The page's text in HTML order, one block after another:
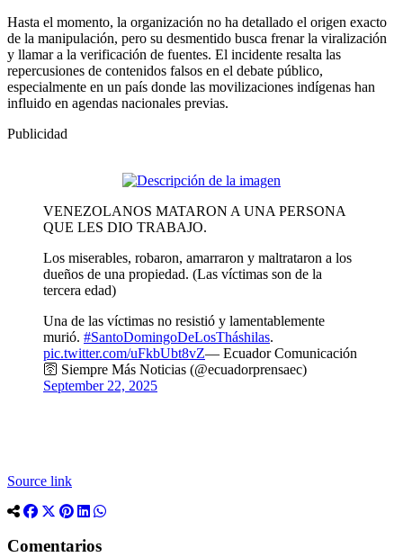
Hasta el momento, la organización no ha detallado el origen exacto
de la manipulación, pero su desmentido busca frenar la viralización
y llamar a la verificación de fuentes. El incidente resalta las
repercusiones de contenidos falsos en el debate público,
especialmente en un país donde las movilizaciones indígenas han
influido en agendas nacionales previas.
Publicidad
VENEZOLANOS MATARON A UNA PERSONA
QUE LES DIO TRABAJO.
Los miserables, robaron, amarraron y maltrataron a los
dueños de una propiedad. (Las víctimas son de la
tercera edad)
Una de las víctimas no resistió y lamentablemente
murió. #SantoDomingoDeLosTháshilas.
pic.twitter.com/uFkbUbt8vZ— Ecuador Comunicación
🛜 Siempre Más Noticias (@ecuadorprensaec)
September 22, 2025
Source link
Comentarios